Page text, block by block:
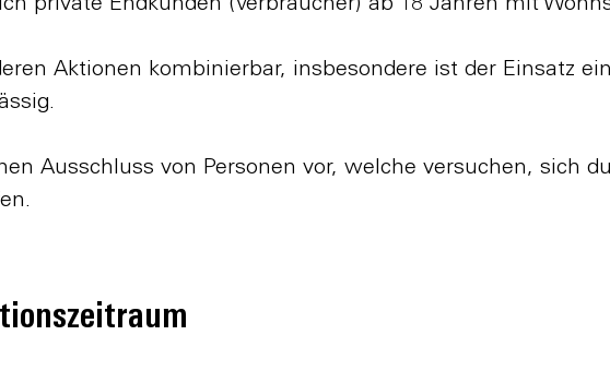
Aktionen kombinierbar, insbesondere ist der Einsatz
Ausschluss von Personen vor, welche versuchen, sich